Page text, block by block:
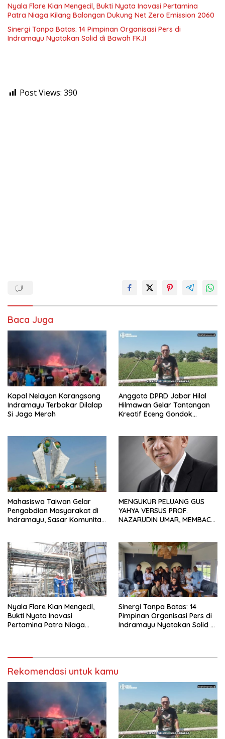
Nyala Flare Kian Mengecil, Bukti Nyata Inovasi Pertamina
Patra Niaga Kilang Balongan Dukung Net Zero Emission 2060
Sinergi Tanpa Batas: 14 Pimpinan Organisasi Pers di
Indramayu Nyatakan Solid di Bawah FKJI
Post Views: 390
Baca Juga
Kapal Nelayan Karangsong
Indramayu Terbakar Dilalap
Si Jago Merah
Anggota DPRD Jabar Hilal
Hilmawan Gelar Tantangan
Kreatif Eceng Gondok
Mahasiswa Taiwan Gelar
Pengabdian Masyarakat di
Indramayu, Sasar Komunitas
MENGUKUR PELUANG GUS
YAHYA VERSUS PROF.
NAZARUDIN UMAR, MEMBACA
Nyala Flare Kian Mengecil,
Bukti Nyata Inovasi
Pertamina Patra Niaga
Sinergi Tanpa Batas: 14
Pimpinan Organisasi Pers di
Indramayu Nyatakan Solid di
Rekomendasi untuk kamu